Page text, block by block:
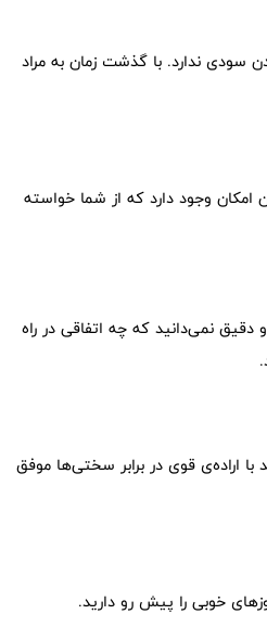
سودی ندارد. با گذشت زمان به مراد
امکان وجود دارد که از شما خواسته
نمی‌دانید که چه اتفاقی در راه
اراده‌ی قوی در برابر سختی‌ها موفق
خوبی را پیش رو دارید.